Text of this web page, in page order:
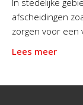
In stedelijke
afscheidingen
zorgen voor een
Lees meer